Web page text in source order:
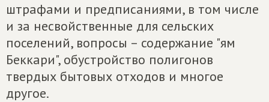
штрафами и предписаниями, в том числе
и за несвойственные для сельских
поселений, вопросы – содержание "ям
Беккари", обустройство полигонов
твердых бытовых отходов и многое
другое.